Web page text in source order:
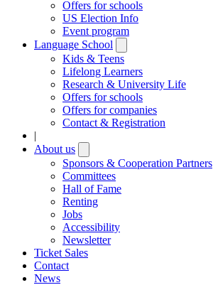
Offers for schools
US Election Info
Event program
Language School
submenu
Kids & Teens
Lifelong Learners
Research & University Life
Offers for schools
Offers for companies
Contact & Registration
|
About us
submenu
Sponsors & Cooperation Partners
Committees
Hall of Fame
Renting
Jobs
Accessibility
Newsletter
Ticket Sales
Contact
News